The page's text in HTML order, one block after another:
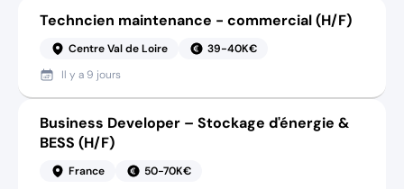
Techncien maintenance - commercial (H/F)
Centre Val de Loire
39-40K€
Il y a 9 jours
Business Developer – Stockage d'énergie &
BESS (H/F)
France
50-70K€